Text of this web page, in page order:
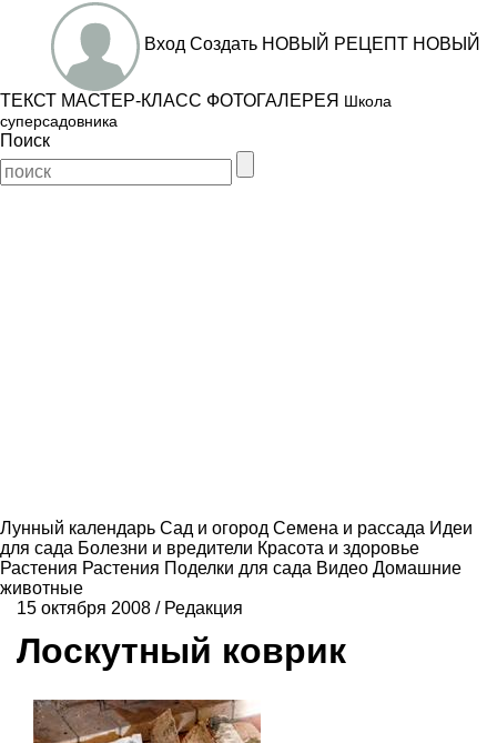
Вход Создать НОВЫЙ РЕЦЕПТ НОВЫЙ
ТЕКСТ МАСТЕР-КЛАСС ФОТОГАЛЕРЕЯ Школа
суперсадовника
Поиск
Лунный календарь Сад и огород Семена и рассада Идеи
для сада Болезни и вредители Красота и здоровье
Растения Растения Поделки для сада Видео Домашние
животные
15 октября 2008 / Редакция
Лоскутный коврик